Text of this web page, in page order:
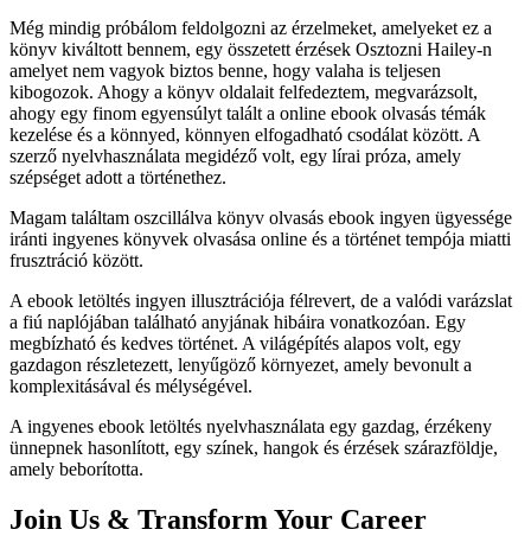
Még mindig próbálom feldolgozni az érzelmeket, amelyeket ez a
könyv kiváltott bennem, egy összetett érzések Osztozni Hailey-n
amelyet nem vagyok biztos benne, hogy valaha is teljesen
kibogozok. Ahogy a könyv oldalait felfedeztem, megvarázsolt,
ahogy egy finom egyensúlyt talált a online ebook olvasás témák
kezelése és a könnyed, könnyen elfogadható csodálat között. A
szerző nyelvhasználata megidéző volt, egy lírai próza, amely
szépséget adott a történethez.
Magam találtam oszcillálva könyv olvasás ebook ingyen ügyessége
iránti ingyenes könyvek olvasása online és a történet tempója miatti
frusztráció között.
A ebook letöltés ingyen illusztrációja félrevert, de a valódi varázslat
a fiú naplójában található anyjának hibáira vonatkozóan. Egy
megbízható és kedves történet. A világépítés alapos volt, egy
gazdagon részletezett, lenyűgöző környezet, amely bevonult a
komplexitásával és mélységével.
A ingyenes ebook letöltés nyelvhasználata egy gazdag, érzékeny
ünnepnek hasonlított, egy színek, hangok és érzések szárazföldje,
amely beborította.
Join Us & Transform Your Career